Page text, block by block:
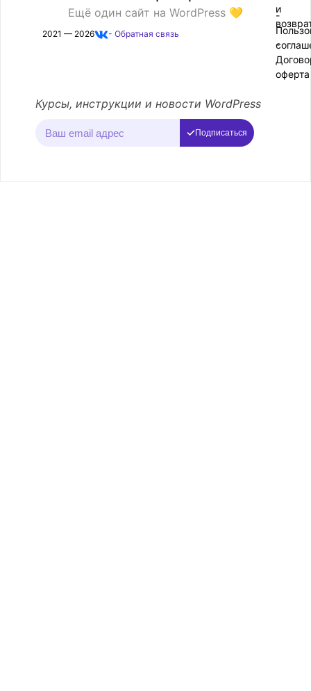
Ещё один сайт на WordPress 💛
2021 — 2026 - Обратная связь
-
и
-
оферта
Курсы, инструкции и новости WordPress
Подписаться